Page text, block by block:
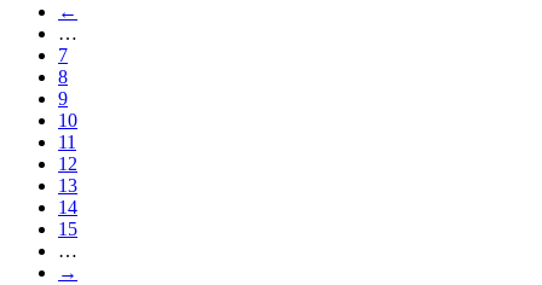
←
…
7
8
9
10
11
12
13
14
15
…
→